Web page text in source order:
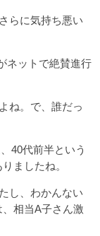
らに気持ち悪い
ネットで絶賛進行
ね。で、誰だっ
40代前半という
ましたね。
し、わかんない
相当A子さん激